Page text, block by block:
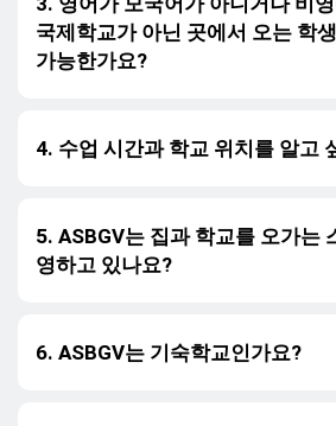
국제학교가 아닌 곳에서 오는 학
가능한가요?
4. 수업 시간과 학교 위치를 알고
5. ASBGV는 집과 학교를 오가는
영하고 있나요?
6. ASBGV는 기숙학교인가요?